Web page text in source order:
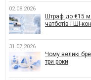
02.08.2026
Штраф до €15
чатботів і ШІ-
31.07.2026
Чому великі
три роки